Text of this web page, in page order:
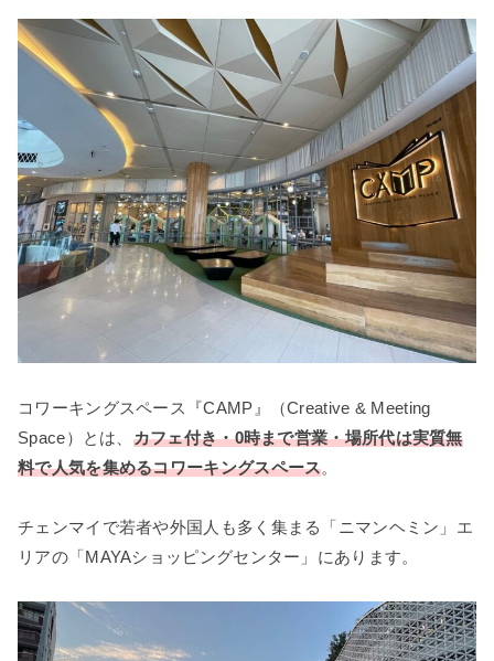
コワーキングスペース『CAMP』（Creative & Meeting
Space）とは、 カフェ付き・0時まで営業・場所代は実質無
料で人気を集めるコワーキングスペース。
チェンマイで若者や外国人も多く集まる「ニマンヘミン」エ
リアの「MAYAショッピングセンター」にあります。